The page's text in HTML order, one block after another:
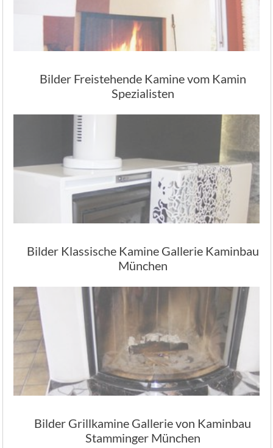
Bilder Freistehende Kamine vom Kamin
Spezialisten
Bilder Klassische Kamine Gallerie Kaminbau
München
Bilder Grillkamine Gallerie von Kaminbau
Stamminger München